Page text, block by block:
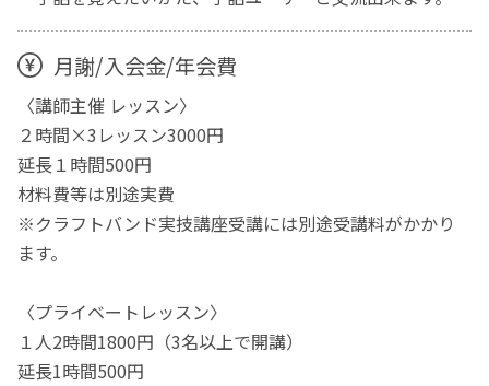
月謝/入会金/年会費
〈講師主催 レッスン〉
２時間×3レッスン3000円
延長１時間500円
材料費等は別途実費
※クラフトバンド実技講座受講には別途受講料がかかり
ます。
〈プライベートレッスン〉
１人2時間1800円（3名以上で開講）
延長1時間500円